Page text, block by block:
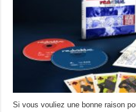
Si vous vouliez une bonne raison